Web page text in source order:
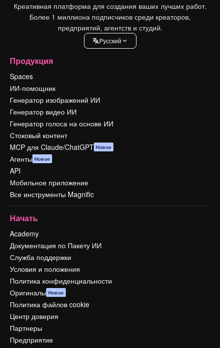
Креативная платформа для создания ваших лучших работ.
Более 1 миллиона подписчиков среди креаторов,
предприятий, агентств и студий.
Pусский
Продукция
Spaces
ИИ-помощник
Генератор изображений ИИ
Генератор видео ИИ
Генератор голоса на основе ИИ
Стоковый контент
MCP для Claude/ChatGPT Новое
Агенты Новое
API
Мобильное приложение
Все инструменты Magnific
Начать
Academy
Документация по Пакету ИИ
Служба поддержки
Условия и положения
Политика конфиденциальности
Оригиналы Новое
Политика файлов cookie
Центр доверия
Партнеры
Предприятие